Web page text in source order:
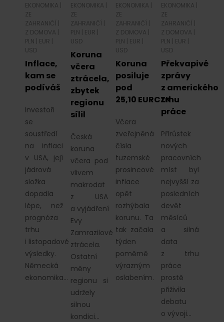
EKONOMIKA
ZE
ZAHRANIČÍ
Z DOMOVA
PLN
EUR
USD
Inflace,
kam se
podíváš
Investoři
se
soustředí
na inflaci
v USA, její
jádrová
složka
dopadla
lépe, než
prognóza
trhu
i listopadové
výsledky.
Německá
ekonomika…
EKONOMIKA
ZE
ZAHRANIČÍ
PLN
EUR
USD
Koruna
včera
ztrácela,
zbytek
regionu
sílil
Česká
koruna
včera pod
vlivem
makrodat
z USA
a vyjádření
Evy
Zamrazilové
ztrácela.
Ostatní
měny
regionu si
udržely
silnou
kondici…
EKONOMIKA
ZE
ZAHRANIČÍ
Z DOMOVA
PLN
EUR
USD
Koruna
posiluje
pod
25,10 EURCZK
Včera
zveřejněná
čísla
tuzemské
prosincové
inflace
opět
rozhýbala
korunu. Ta
tak začala
týden
poměrně
výrazným
oslabením.
EKONOMIKA
ZE
ZAHRANIČÍ
Z DOMOVA
PLN
EUR
USD
Překvapivé
zprávy
z amerického
trhu
práce
Přírůstek
nových
pracovních
míst byl
nejvyšší za
posledních
devět
měsíců
a silná
data
z trhu
práce
prostě
přiživila
debatu
o vývoji…